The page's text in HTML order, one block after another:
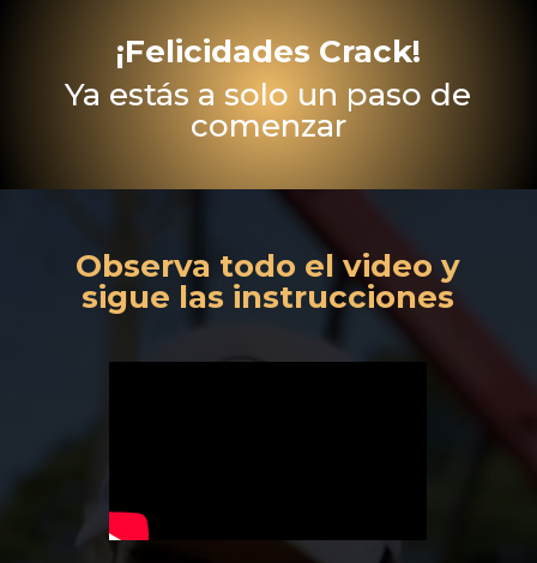
¡Felicidades Crack!
Ya estás a solo un paso de
comenzar
Observa todo el video y
sigue las instrucciones